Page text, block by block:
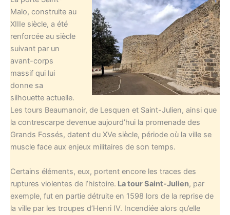
Malo, construite au
XIIIe siècle, a été
renforcée au siècle
suivant par un
avant-corps
massif qui lui
donne sa
silhouette actuelle.
Les tours Beaumanoir, de Lesquen et Saint-Julien, ainsi que
la contrescarpe devenue aujourd’hui la promenade des
Grands Fossés, datent du XVe siècle, période où la ville se
muscle face aux enjeux militaires de son temps.
Certains éléments, eux, portent encore les traces des
ruptures violentes de l’histoire. La tour Saint-Julien, par
exemple, fut en partie détruite en 1598 lors de la reprise de
la ville par les troupes d’Henri IV. Incendiée alors qu’elle